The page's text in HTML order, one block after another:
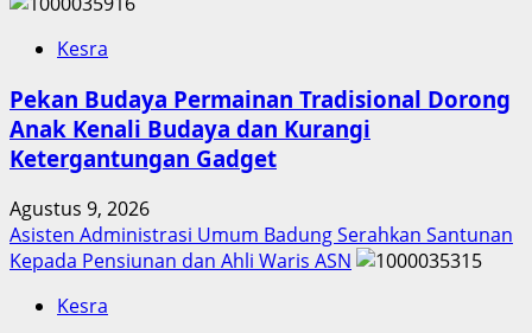
Kesra
Pekan Budaya Permainan Tradisional Dorong
Anak Kenali Budaya dan Kurangi
Ketergantungan Gadget
Agustus 9, 2026
Asisten Administrasi Umum Badung Serahkan Santunan
Kepada Pensiunan dan Ahli Waris ASN
Kesra